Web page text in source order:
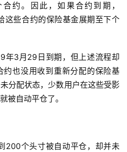
约。因此，如果合约到期，
这些合约的保险基金展期至下个
年3月29日到期，但上述流程却
约也没用收到重新分配的保险基
分配状态，少数用户在这些受影
被自动平仓了。
200个头寸被自动平仓，却并未